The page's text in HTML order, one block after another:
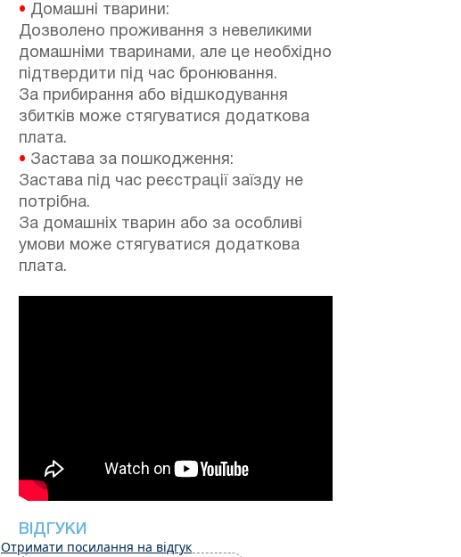
• Домашні тварини:
Дозволено проживання з невеликими
домашніми тваринами, але це необхідно
підтвердити під час бронювання.
За прибирання або відшкодування
збитків може стягуватися додаткова
плата.
• Застава за пошкодження:
Застава під час реєстрації заїзду не
потрібна.
За домашніх тварин або за особливі
умови може стягуватися додаткова
плата.
ВІДГУКИ
Отримати посилання на відгук